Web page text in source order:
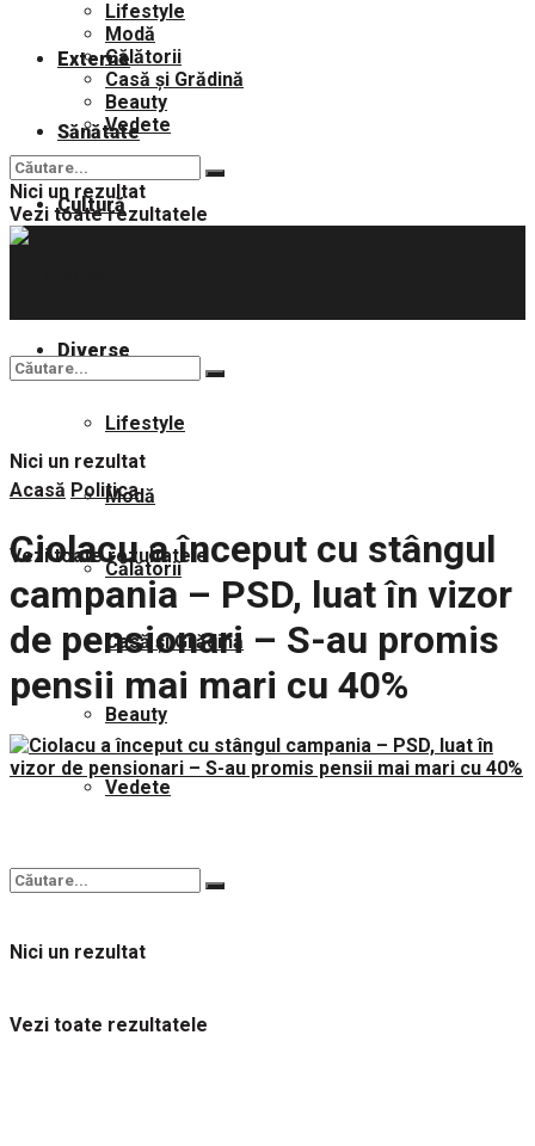
Externe
Sănătate
Cultură
Diverse
Lifestyle
Modă
Călătorii
Casă și Grădină
Beauty
Vedete
Nici un rezultat
Vezi toate rezultatele
Lifestyle
Modă
Călătorii
Casă și Grădină
Beauty
Vedete
Nici un rezultat
Vezi toate rezultatele
Nici un rezultat
Vezi toate rezultatele
Acasă Politica
Ciolacu a început cu stângul
campania – PSD, luat în vizor
de pensionari – S-au promis
pensii mai mari cu 40%